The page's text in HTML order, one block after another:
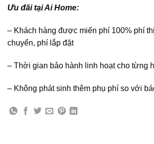
Ưu đãi tại Ai Home:
– Khách hàng được miến phí 100% phí
chuyển, phí lắp đặt
– Thời gian bảo hành linh hoạt cho từng
– Không phát sinh thêm phụ phí so với